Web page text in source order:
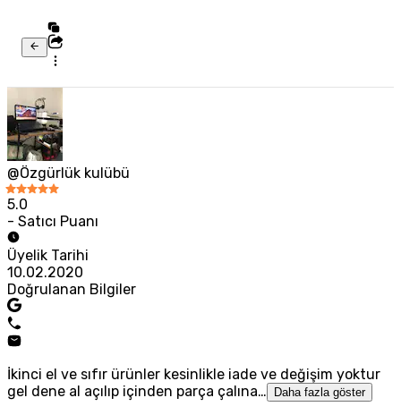
@Özgürlük kulübü
5.0
- Satıcı Puanı
Üyelik Tarihi
10.02.2020
Doğrulanan Bilgiler
İkinci el ve sıfır ürünler kesinlikle iade ve değişim yoktur
gel dene al açılıp içinden parça çalına…
Daha fazla göster